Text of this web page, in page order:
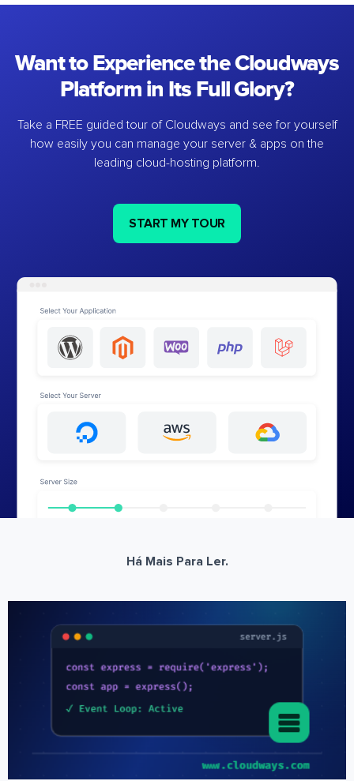
Want to Experience the Cloudways
Platform in Its Full Glory?
Take a FREE guided tour of Cloudways and see for yourself
how easily you can manage your server & apps on the
leading cloud-hosting platform.
START MY TOUR
Há Mais Para Ler.